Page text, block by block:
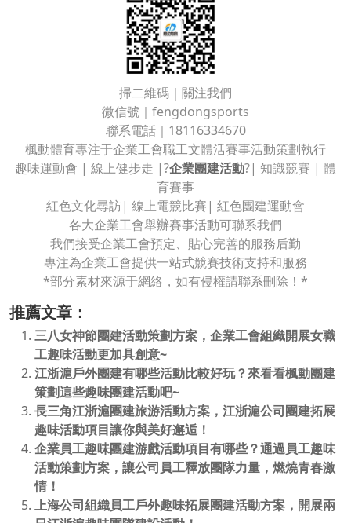
掃二維碼｜關注我們
微信號｜fengdongsports
聯系電話｜18116334670
楓動體育專注于企業工會職工文體活賽事活動策劃執行
趣味運動會 | 線上健步走 |?企業團建活動?| 知識競賽 | 體
育賽事
紅色文化尋訪| 線上電競比賽| 紅色團建運動會
各大企業工會舉辦賽事活動可聯系我們
我們接受企業工會預定、貼心完善的服務后勤
專注為企業工會提供一站式競賽技術支持和服務
*部分素材來源于網絡，如有侵權請聯系刪除！*
推薦文章：
三八女神節團建活動策劃方案，企業工會組織開展女職
工趣味活動更加具創意~
江浙滬戶外團建有哪些活動比較好玩？來看看楓動團建
策劃這些趣味團建活動吧~
長三角江浙滬團建旅游活動方案，江浙滬公司團建拓展
趣味活動項目讓你與美好邂逅！
企業員工趣味團建游戲活動項目有哪些？通過員工趣味
活動策劃方案，讓公司員工釋放團隊力量，燃燒青春激
情！
上海公司組織員工戶外趣味拓展團建活動方案，開展兩